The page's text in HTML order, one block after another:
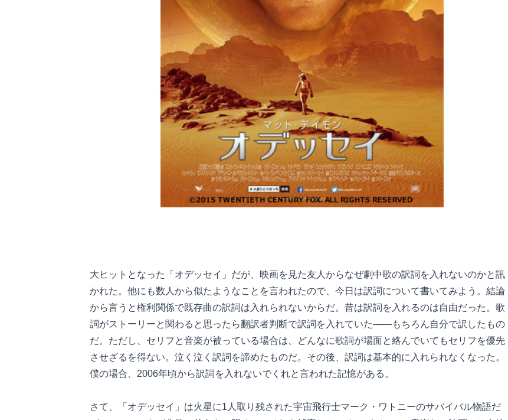
大ヒットとなった「オデッセイ」だが、映画を見た友人からなぜ劇中歌の訳詞を入れないのかと訊
かれた。他にも数人から似たようなことを言われたので、今日は訳詞について書いてみよう。結論
から言うと権利関係で既存曲の訳詞は入れられないからだ。昔は訳詞を入れるのは自由だった。歌
詞がストーリーと関わると思ったら翻訳者判断で訳詞を入れていた――もちろん自分で訳したもの
だ。ただし、セリフと音楽が被っている場合は、どんなに歌詞が場面と絡んでいてもセリフを優先
させざるを得ない。泣く泣く訳詞を諦めたものだ。その後、訳詞は基本的に入れられなくなった。
僕の場合、2006年頃から訳詞を入れないでくれと言われた記憶がある。
さて、「オデッセイ」は火星に1人取り残された宇宙飛行士マーク・ワトニーのサバイバル物語だ